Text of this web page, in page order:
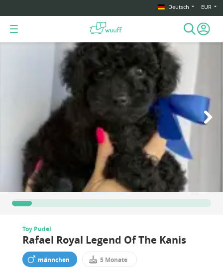
Deutsch EUR
Toy Pudel
Rafael Royal Legend Of The Kanis
männchen 5 Monate